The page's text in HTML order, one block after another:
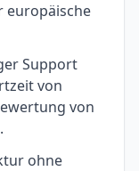
europäische
Support
von
von
ohne